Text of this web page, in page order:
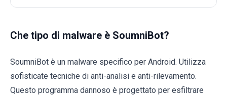
Che tipo di malware è SoumniBot?
SoumniBot è un malware specifico per Android. Utilizza
sofisticate tecniche di anti-analisi e anti-rilevamento.
Questo programma dannoso è progettato per esfiltrare